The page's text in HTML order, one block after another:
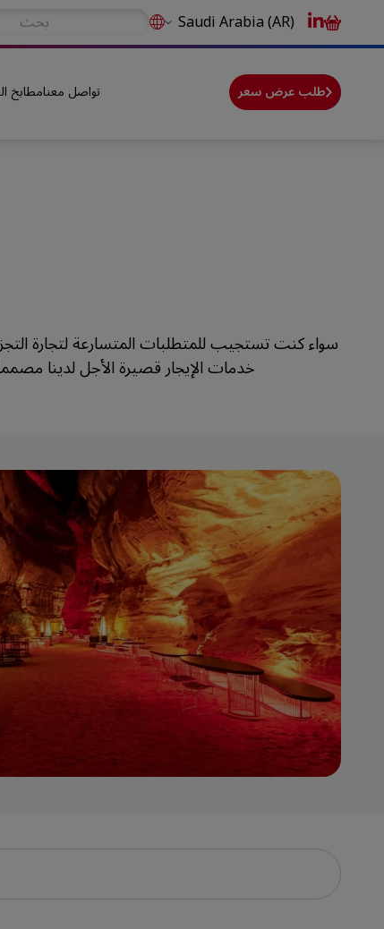
Saudi Arabia (AR)
مطابختواصل معنا طلب عرض سعر
سواء كنت تستجيب للمتطلبات المتسارعة لتجارة
خدمات الإيجار قصيرة الأجل لدينا مصممة